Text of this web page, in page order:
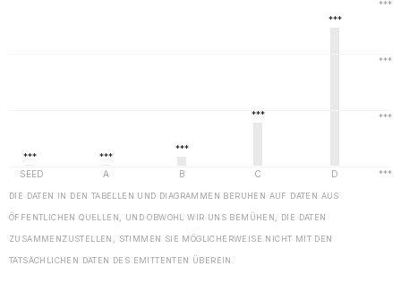
DIE DATEN IN DEN TABELLEN UND DIAGRAMMEN BERUHEN AUF DATEN AUS
ÖFFENTLICHEN QUELLEN, UND OBWOHL WIR UNS BEMÜHEN, DIE DATEN
ZUSAMMENZUSTELLEN, STIMMEN SIE MÖGLICHERWEISE NICHT MIT DEN
TATSÄCHLICHEN DATEN DES EMITTENTEN ÜBEREIN.